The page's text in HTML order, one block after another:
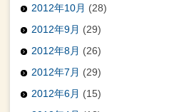
2012年10月 (28)
2012年9月 (29)
2012年8月 (26)
2012年7月 (29)
2012年6月 (15)